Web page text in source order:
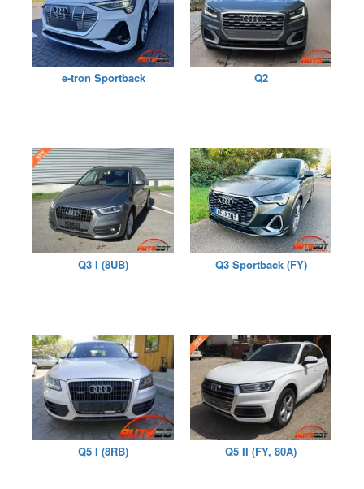
e-tron Sportback Q2
Q3 I (8UB) Q3 Sportback (FY)
Q5 I (8RB) Q5 II (FY, 80A)